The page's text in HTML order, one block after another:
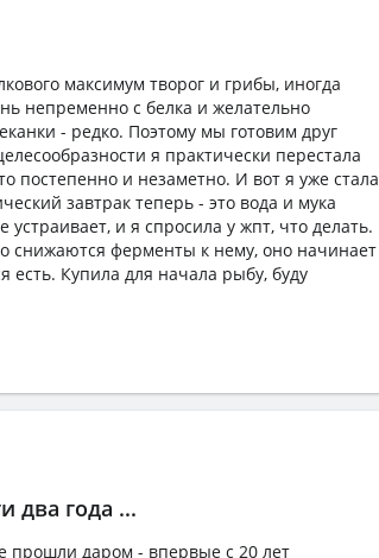
максимум творог и грибы, иногда
непременно с белка и желательно
- редко. Поэтому мы готовим друг
я практически перестала
постепенно и незаметно. И вот я уже стала
завтрак теперь - это вода и мука
и я спросила у жпт, что делать.
снижаются ферменты к нему, оно начинает
есть. Купила для начала рыбу, буду
два года ...
прошли даром - впервые с 20 лет